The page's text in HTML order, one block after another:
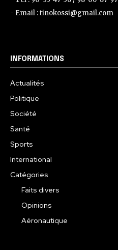
- Email : tinokossi@gmail.com
INFORMATIONS
Actualités
Politique
Société
Santé
Sports
International
Catégories
Faits divers
Opinions
Aéronautique